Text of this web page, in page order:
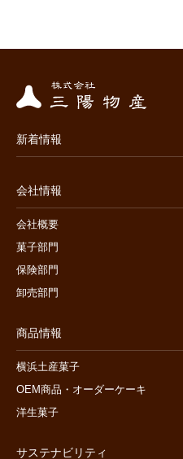
新着情報
会社情報
会社概要
菓子部門
保険部門
卸売部門
商品情報
横浜土産菓子
OEM商品・オーダーケーキ
洋生菓子
サステナビリティ